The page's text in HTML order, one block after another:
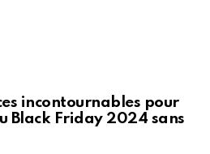
incontournables pour
Black Friday 2024 sans